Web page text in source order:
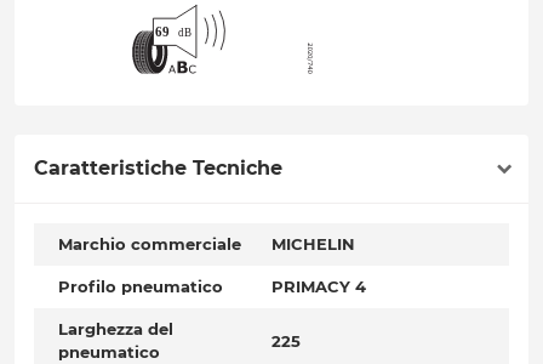
Caratteristiche Tecniche
Marchio commerciale MICHELIN
Profilo pneumatico PRIMACY 4
Larghezza del
pneumatico
225